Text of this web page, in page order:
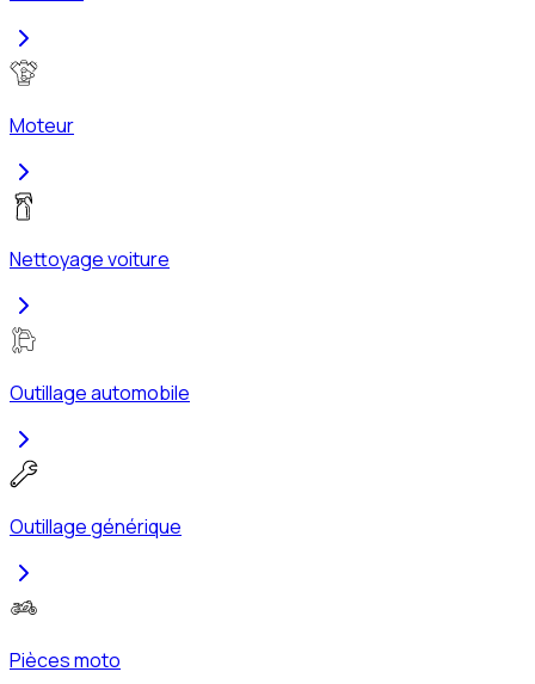
Moteur
Nettoyage voiture
Outillage automobile
Outillage générique
Pièces moto